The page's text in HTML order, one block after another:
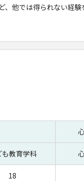
、他では得られない経験
も教育学科
18